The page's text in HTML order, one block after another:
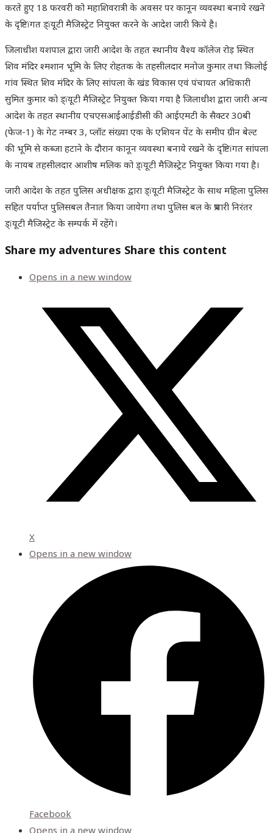
करते हुए 18 फरवरी को महाशिवरात्री के अवसर पर कानून व्यवस्था बनाये रखने
के दृष्टिïगत ड्ïयूटी मैजिस्ट्रेट नियुक्त करने के आदेश जारी किये है।
जिलाधीश यशपाल द्वारा जारी आदेश के तहत स्थानीय वैश्य कॉलेज रोड़ स्थित
शिव मंदिर श्मशान भूमि के लिए रोहतक के तहसीलदार मनोज कुमार तथा किलोई
गांव स्थित शिव मंदिर के लिए सांपला के खंड विकास एवं पंचायत अधिकारी
सुमित कुमार को ड्ïयूटी मैजिस्ट्रेट नियुक्त किया गया है जिलाधीश द्वारा जारी अन्य
आदेश के तहत स्थानीय एचएसआईआईडीसी की आईएमटी के सैक्टर 30बी
(फेज-1) के गेट नम्बर 3, प्लॉट संख्या एक के एशियन पेंट के समीप ग्रीन बेल्ट
की भूमि से कब्जा हटाने के दौरान कानून व्यवस्था बनाये रखने के दृष्टिïगत सांपला
के नायब तहसीलदार आशीष मलिक को ड्ïयूटी मैजिस्ट्रेट नियुक्त किया गया है।
जारी आदेश के तहत पुलिस अधीक्षक द्वारा ड्ïयूटी मैजिस्ट्रेट के साथ महिला पुलिस
सहित पर्याप्त पुलिसबल तैनात किया जायेगा तथा पुलिस बल के प्रभारी निरंतर
ड्ïयूटी मैजिस्ट्रेट के सम्पर्क में रहेंगे।
Share my adventures Share this content
Opens in a new window
X
Opens in a new window
Facebook
Opens in a new window